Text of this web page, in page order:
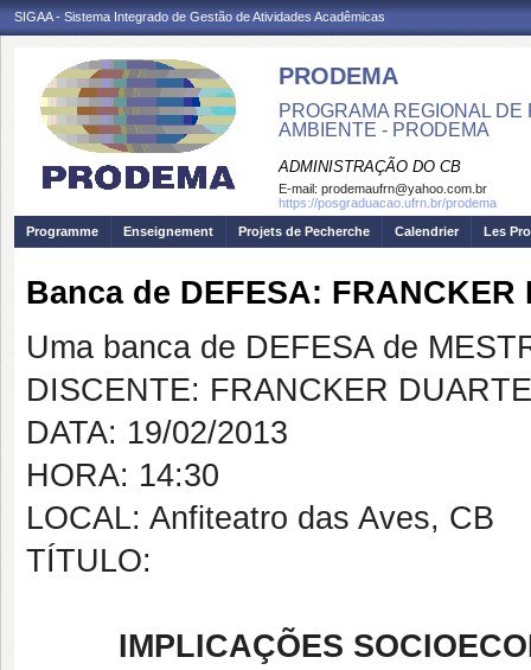
SIGAA - Sistema Integrado de Gestão de Atividades Acadêmicas
PRODEMA
PROGRAMA REGIONAL
AMBIENTE - PRODEMA
ADMINISTRAÇÃO DO CB
E-mail: prodemaufrn@yahoo.com.br
https://posgraduacao.ufrn.br/prodema
Programme
Enseignement Projets de Pecherche Calendrier Les
Banca de DEFESA: FRANCKER
Uma banca de DEFESA de
DISCENTE: FRANCKER
DATA: 19/02/2013
HORA: 14:30
LOCAL: Anfiteatro das Aves, CB
TÍTULO:
IMPLICAÇÕES